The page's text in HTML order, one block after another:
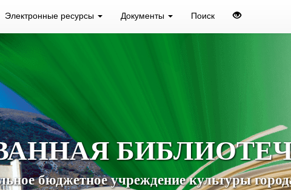
Электронные ресурсы Документы Поиск
бюджетное учреждение культуры